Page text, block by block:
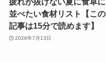
並べたい食材リスト【この
記事は15分で読めます】
2026年7月13日